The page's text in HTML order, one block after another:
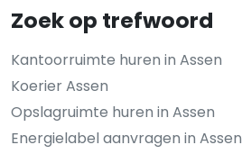
Zoek op trefwoord
Kantoorruimte huren in Assen
Koerier Assen
Opslagruimte huren in Assen
Energielabel aanvragen in Assen